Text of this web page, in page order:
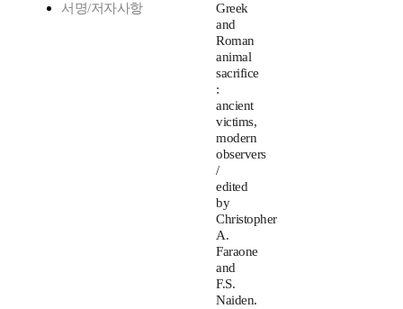
서명/저자사항
Greek
and
Roman
animal
sacrifice
:
ancient
victims,
modern
observers
/
edited
by
Christopher
A.
Faraone
and
F.S.
Naiden.